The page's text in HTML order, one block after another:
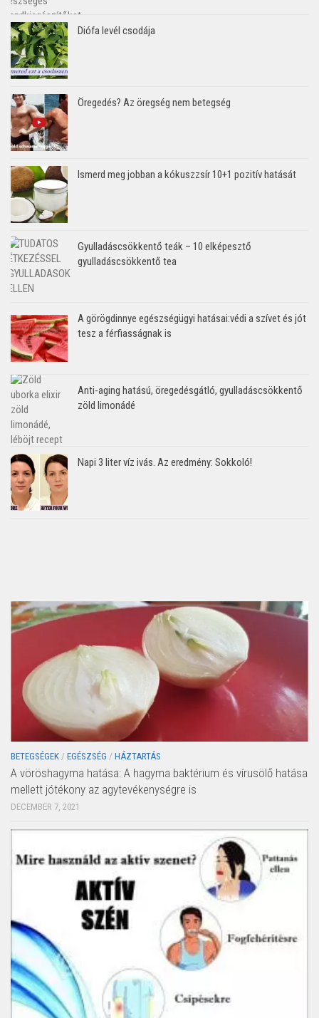
Diófa levél csodája
Öregedés? Az öregség nem betegség
Ismerd meg jobban a kókuszzsír 10+1 pozitív hatását
Gyulladáscsökkentő teák – 10 elképesztő
gyulladáscsökkentő tea
A görögdinnye egészségügyi hatásai:védi a szívet és jót
tesz a férfiasságnak is
Anti-aging hatású, öregedésgátló, gyulladáscsökkentő
zöld limonádé
Napi 3 liter víz ivás. Az eredmény: Sokkoló!
BETEGSÉGEK / EGÉSZSÉG / HÁZTARTÁS
A vöröshagyma hatása: A hagyma baktérium és vírusölő hatása
mellett jótékony az agytevékenységre is
DECEMBER 7, 2021